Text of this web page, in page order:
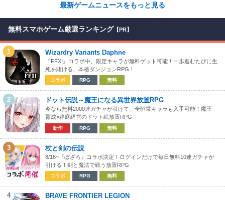
最新ゲームニュースをもっと見る
無料スマホゲーム厳選ランキング 【PR】
1 Wizardry Variants Daphne
『FFXI』コラボ中、限定キャラが無料ゲット可能！一歩進むたびに生
死を賭ける、本格ダンジョンRPG！
コラボ RPG 無料
2 ドット伝説～魔王になる異世界放置RPG
今なら無料2000連ガチャが引けて、全恒常キャラも入手可能！魔王
育成×箱庭経営のドット絵放置RPG
新作 RPG 無料
3 杖と剣の伝説
8/16~『ぼざろ』コラボ決定！ログインだけで毎日無料10連ガチャが
引ける！剣と魔法で戦う放置RPG
コラボ RPG 無料
4 BRAVE FRONTIER LEGION